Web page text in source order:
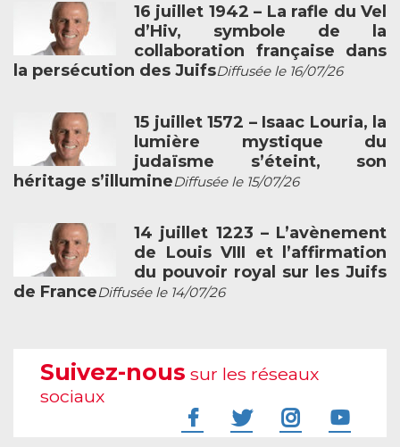
16 juillet 1942 – La rafle du Vel
d’Hiv, symbole de la
collaboration française dans
la persécution des JuifsDiffusée le 16/07/26
15 juillet 1572 – Isaac Louria, la
lumière mystique du
judaïsme s’éteint, son
héritage s’illumineDiffusée le 15/07/26
14 juillet 1223 – L’avènement
de Louis VIII et l’affirmation
du pouvoir royal sur les Juifs
de FranceDiffusée le 14/07/26
Suivez-nous sur les réseaux
sociaux